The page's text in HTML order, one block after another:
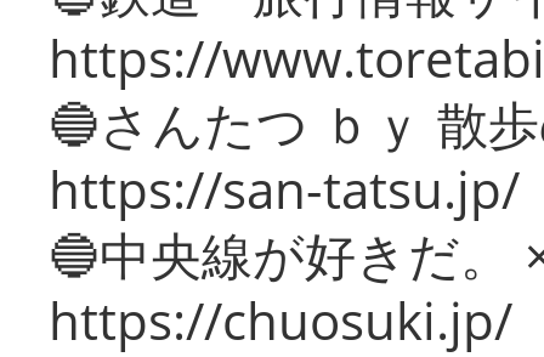
https://
🔵さんたつ ｂｙ 散
https://san-tatsu.jp/
🔵中央線が好きだ。
https://chuosuki.jp/